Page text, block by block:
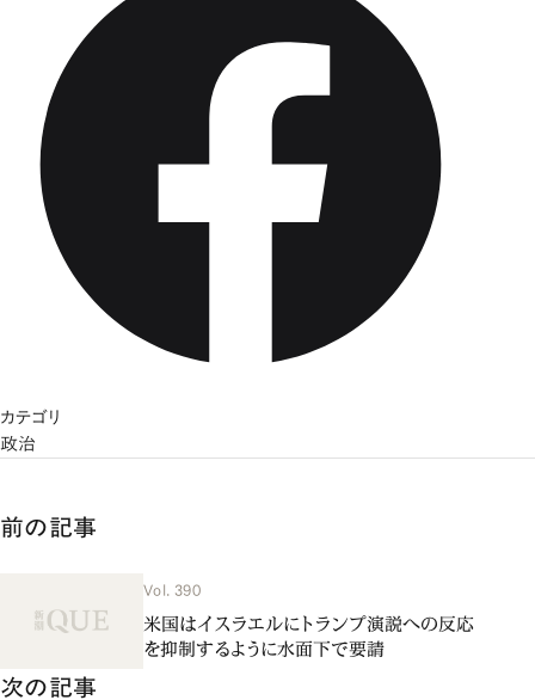
カテゴリ
政治
前の記事
Vol. 390
米国はイスラエルにトランプ演説への反応
を抑制するように水面下で要請
次の記事